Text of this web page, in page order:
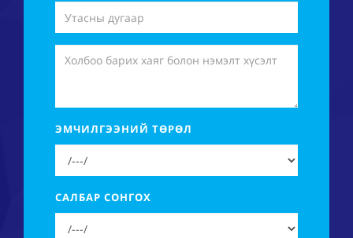
ЭМЧИЛГЭЭНИЙ ТӨРӨЛ
САЛБАР СОНГОХ